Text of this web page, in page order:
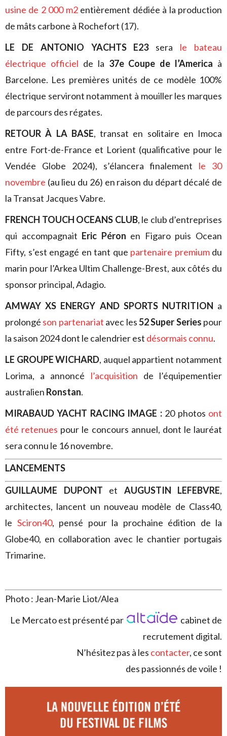
usine de 2 000 m2entièrement dédiée à la production
de mâts carbone à Rochefort (17).
LE DE ANTONIO YACHTS E23sera le bateau
électrique officiel de la 37e Coupe de l’America à
Barcelone. Les premières unités de ce modèle 100%
électrique serviront notamment à mouiller les marques
de parcours des régates.
RETOUR À LA BASE, transat en solitaire en Imoca
entre Fort-de-France et Lorient (qualificative pour le
Vendée Globe 2024), s’élancera finalement le 30
novembre (au lieu du 26) en raison du départ décalé de
la Transat Jacques Vabre.
FRENCH TOUCH OCEANS CLUB, le club d’entreprises
qui accompagnait Eric Péron en Figaro puis Ocean
Fifty, s’est engagé en tant que partenaire premiumdu
marin pour l’Arkea Ultim Challenge-Brest, aux côtés du
sponsor principal, Adagio.
AMWAY XS ENERGY AND SPORTS NUTRITION a
prolongé son partenariat avec les52 Super Series pour
la saison 2024 dont le calendrier est désormais connu.
LE GROUPE WICHARD, auquel appartient notamment
Lorima, a annoncé l’acquisition de l’équipementier
australien Ronstan.
MIRABAUD YACHT RACING IMAGE :20 photos ont
été retenues pour le concours annuel, dont le lauréat
sera connu le 16 novembre.
LANCEMENTS
GUILLAUME DUPONT et AUGUSTIN LEFEBVRE,
architectes, lancent un nouveau modèle de Class40,
le Sciron40, pensé pour la prochaine édition de la
Globe40, en collaboration avec le chantier portugais
Trimarine.
Photo : Jean-Marie Liot/Alea
Le Mercato est présenté par
cabinet de
recrutement digital.
N’hésitez pas à les contacter, ce sont
des passionnés de voile !